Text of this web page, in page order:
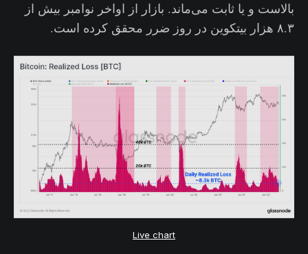
بالاست و یا ثابت می‌ماند. بازار از اواخر نوامبر بیش از
۸.۳ هزار بیتکوین در روز ضرر محقق کرده است.
Live chart